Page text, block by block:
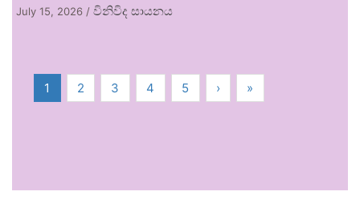
July 15, 2026 / විනිවිද සායනය
1 2 3 4 5 › »